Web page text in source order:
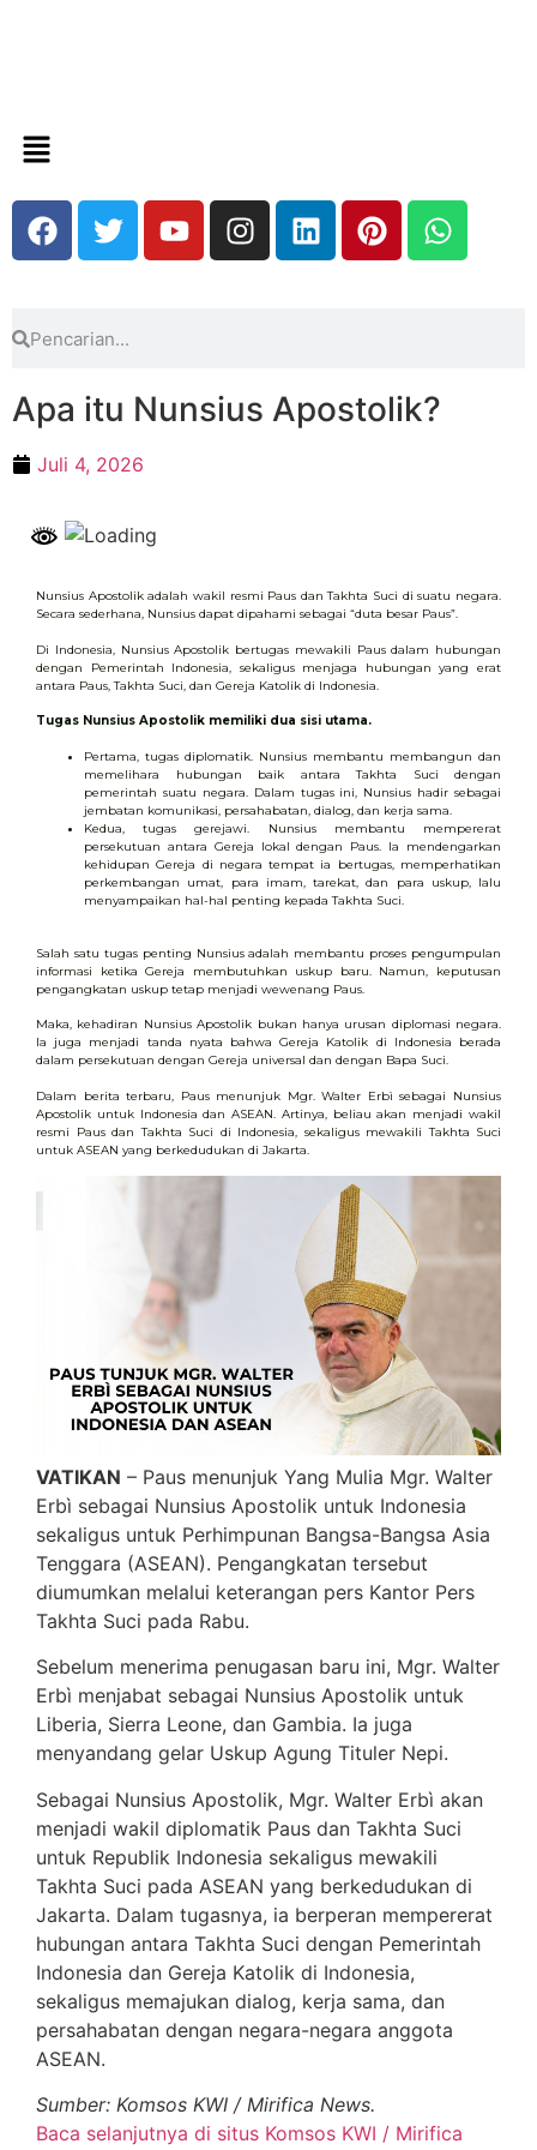
Apa itu Nunsius Apostolik?
Juli 4, 2026
Nunsius Apostolik adalah wakil resmi Paus dan Takhta Suci di suatu negara.
Secara sederhana, Nunsius dapat dipahami sebagai “duta besar Paus”.
Di Indonesia, Nunsius Apostolik bertugas mewakili Paus dalam hubungan
dengan Pemerintah Indonesia, sekaligus menjaga hubungan yang erat
antara Paus, Takhta Suci, dan Gereja Katolik di Indonesia.
Tugas Nunsius Apostolik memiliki dua sisi utama.
Pertama, tugas diplomatik. Nunsius membantu membangun dan
memelihara hubungan baik antara Takhta Suci dengan
pemerintah suatu negara. Dalam tugas ini, Nunsius hadir sebagai
jembatan komunikasi, persahabatan, dialog, dan kerja sama.
Kedua, tugas gerejawi. Nunsius membantu mempererat
persekutuan antara Gereja lokal dengan Paus. Ia mendengarkan
kehidupan Gereja di negara tempat ia bertugas, memperhatikan
perkembangan umat, para imam, tarekat, dan para uskup, lalu
menyampaikan hal-hal penting kepada Takhta Suci.
Salah satu tugas penting Nunsius adalah membantu proses pengumpulan
informasi ketika Gereja membutuhkan uskup baru. Namun, keputusan
pengangkatan uskup tetap menjadi wewenang Paus.
Maka, kehadiran Nunsius Apostolik bukan hanya urusan diplomasi negara.
Ia juga menjadi tanda nyata bahwa Gereja Katolik di Indonesia berada
dalam persekutuan dengan Gereja universal dan dengan Bapa Suci.
Dalam berita terbaru, Paus menunjuk Mgr. Walter Erbì sebagai Nunsius
Apostolik untuk Indonesia dan ASEAN. Artinya, beliau akan menjadi wakil
resmi Paus dan Takhta Suci di Indonesia, sekaligus mewakili Takhta Suci
untuk ASEAN yang berkedudukan di Jakarta.
VATIKAN – Paus menunjuk Yang Mulia Mgr. Walter
Erbì sebagai Nunsius Apostolik untuk Indonesia
sekaligus untuk Perhimpunan Bangsa-Bangsa Asia
Tenggara (ASEAN). Pengangkatan tersebut
diumumkan melalui keterangan pers Kantor Pers
Takhta Suci pada Rabu.
Sebelum menerima penugasan baru ini, Mgr. Walter
Erbì menjabat sebagai Nunsius Apostolik untuk
Liberia, Sierra Leone, dan Gambia. Ia juga
menyandang gelar Uskup Agung Tituler Nepi.
Sebagai Nunsius Apostolik, Mgr. Walter Erbì akan
menjadi wakil diplomatik Paus dan Takhta Suci
untuk Republik Indonesia sekaligus mewakili
Takhta Suci pada ASEAN yang berkedudukan di
Jakarta. Dalam tugasnya, ia berperan mempererat
hubungan antara Takhta Suci dengan Pemerintah
Indonesia dan Gereja Katolik di Indonesia,
sekaligus memajukan dialog, kerja sama, dan
persahabatan dengan negara-negara anggota
ASEAN.
Sumber: Komsos KWI / Mirifica News.
Baca selanjutnya di situs Komsos KWI / Mirifica